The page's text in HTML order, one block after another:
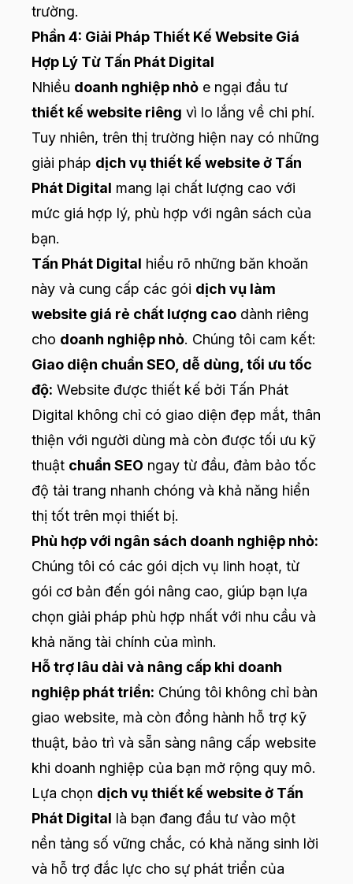
trường.
Phần 4: Giải Pháp Thiết Kế Website Giá
Hợp Lý Từ Tấn Phát Digital
Nhiều doanh nghiệp nhỏ e ngại đầu tư
thiết kế website riêng vì lo lắng về chi phí.
Tuy nhiên, trên thị trường hiện nay có những
giải pháp dịch vụ thiết kế website ở Tấn
Phát Digital mang lại chất lượng cao với
mức giá hợp lý, phù hợp với ngân sách của
bạn.
Tấn Phát Digital hiểu rõ những băn khoăn
này và cung cấp các gói dịch vụ làm
website giá rẻ chất lượng cao dành riêng
cho doanh nghiệp nhỏ. Chúng tôi cam kết:
Giao diện chuẩn SEO, dễ dùng, tối ưu tốc
độ: Website được thiết kế bởi Tấn Phát
Digital không chỉ có giao diện đẹp mắt, thân
thiện với người dùng mà còn được tối ưu kỹ
thuật chuẩn SEO ngay từ đầu, đảm bảo tốc
độ tải trang nhanh chóng và khả năng hiển
thị tốt trên mọi thiết bị.
Phù hợp với ngân sách doanh nghiệp nhỏ:
Chúng tôi có các gói dịch vụ linh hoạt, từ
gói cơ bản đến gói nâng cao, giúp bạn lựa
chọn giải pháp phù hợp nhất với nhu cầu và
khả năng tài chính của mình.
Hỗ trợ lâu dài và nâng cấp khi doanh
nghiệp phát triển: Chúng tôi không chỉ bàn
giao website, mà còn đồng hành hỗ trợ kỹ
thuật, bảo trì và sẵn sàng nâng cấp website
khi doanh nghiệp của bạn mở rộng quy mô.
Lựa chọn dịch vụ thiết kế website ở Tấn
Phát Digital là bạn đang đầu tư vào một
nền tảng số vững chắc, có khả năng sinh lời
và hỗ trợ đắc lực cho sự phát triển của